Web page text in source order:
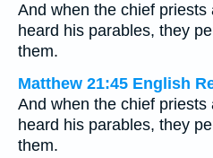
And when the chief priests
heard his parables, they
them.
Matthew 21:45 English
And when the chief priests
heard his parables, they
them.